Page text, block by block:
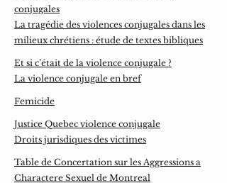
conjugales
La tragédie des violences conjugales dans les
milieux chrétiens : étude de textes bibliques
Et si c’était de la violence conjugale ?
La violence conjugale en bref
Femicide
Justice Quebec violence conjugale
Droits jurisdiques des victimes
Table de Concertation sur les Aggressions a
Charactere Sexuel de Montreal